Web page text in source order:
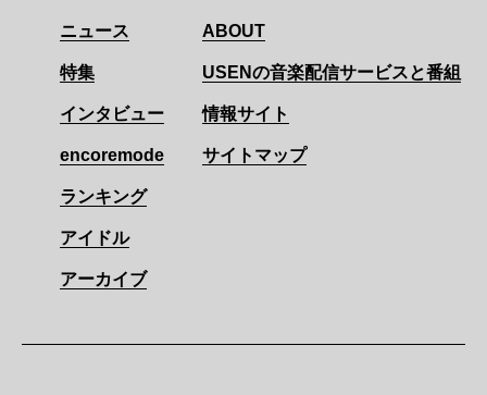
ニュース
特集
インタビュー
encoremode
ランキング
アイドル
アーカイブ
ABOUT
USENの音楽配信サービスと番組
情報サイト
サイトマップ